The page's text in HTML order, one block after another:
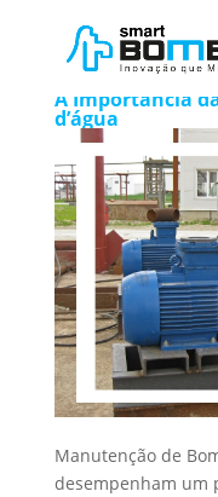
Manutenção de
A Importância
d’água
Manutenção de
desempenham um